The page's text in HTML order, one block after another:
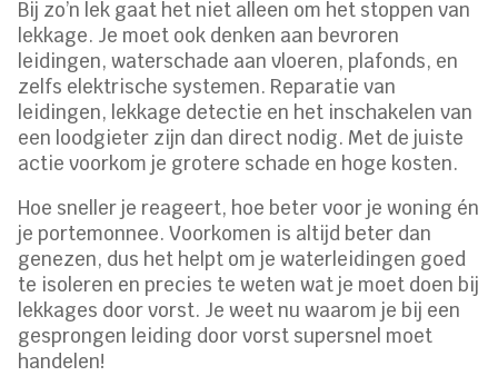
Bij zo’n lek gaat het niet alleen om het stoppen van
lekkage. Je moet ook denken aan bevroren
leidingen, waterschade aan vloeren, plafonds, en
zelfs elektrische systemen. Reparatie van
leidingen, lekkage detectie en het inschakelen van
een loodgieter zijn dan direct nodig. Met de juiste
actie voorkom je grotere schade en hoge kosten.
Hoe sneller je reageert, hoe beter voor je woning én
je portemonnee. Voorkomen is altijd beter dan
genezen, dus het helpt om je waterleidingen goed
te isoleren en precies te weten wat je moet doen bij
lekkages door vorst. Je weet nu waarom je bij een
gesprongen leiding door vorst supersnel moet
handelen!